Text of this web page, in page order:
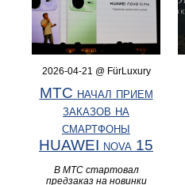
2026-04-21 @ FürLuxury
МТС начал прием
заказов на
смартфоны
HUAWEI nova 15
В МТС стартовал
предзаказ на новинки